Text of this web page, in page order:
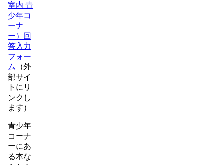
室内 青
少年コ
ーナ
ー）回
答入力
フォー
ム
（外
部サイ
トにリ
ンクし
ます）
青少年
コーナ
ーにあ
る本な